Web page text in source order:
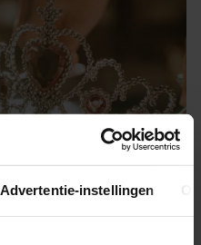
Advertentie-instellingen